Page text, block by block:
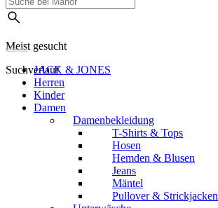
Meist gesucht
SuchverlaufJACK & JONES
Herren
Kinder
Damen
Damenbekleidung
T-Shirts & Tops
Hosen
Hemden & Blusen
Jeans
Mäntel
Pullover & Strickjacken